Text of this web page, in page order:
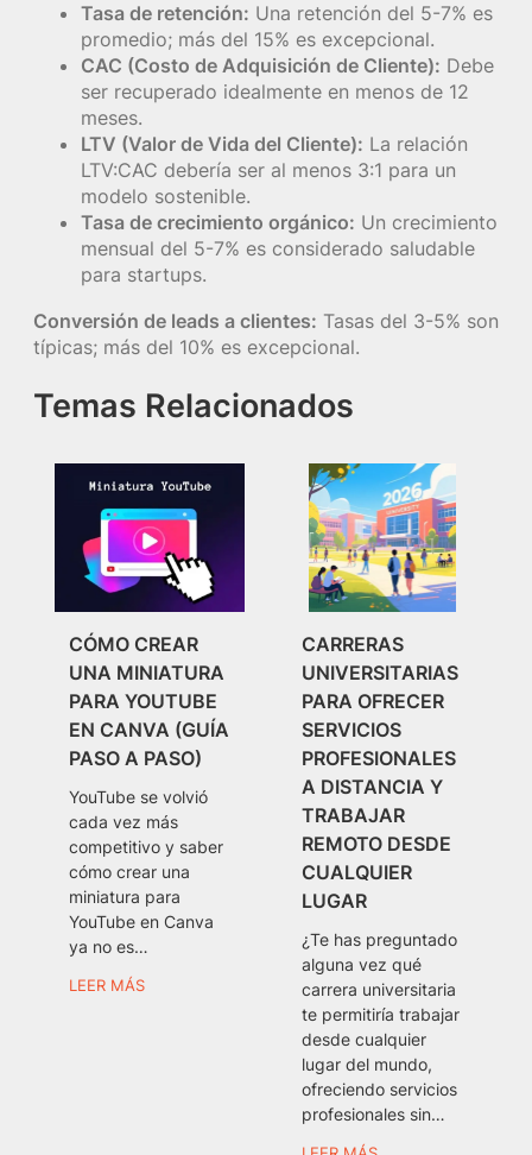
Tasa de retención: Una retención del 5-7% es
promedio; más del 15% es excepcional.
CAC (Costo de Adquisición de Cliente): Debe
ser recuperado idealmente en menos de 12
meses.
LTV (Valor de Vida del Cliente): La relación
LTV:CAC debería ser al menos 3:1 para un
modelo sostenible.
Tasa de crecimiento orgánico: Un crecimiento
mensual del 5-7% es considerado saludable
para startups.
Conversión de leads a clientes: Tasas del 3-5% son
típicas; más del 10% es excepcional.
Temas Relacionados
CÓMO CREAR
UNA MINIATURA
PARA YOUTUBE
EN CANVA (GUÍA
PASO A PASO)
YouTube se volvió
cada vez más
competitivo y saber
cómo crear una
miniatura para
YouTube en Canva
ya no es…
LEER MÁS
CARRERAS
UNIVERSITARIAS
PARA OFRECER
SERVICIOS
PROFESIONALES
A DISTANCIA Y
TRABAJAR
REMOTO DESDE
CUALQUIER
LUGAR
¿Te has preguntado
alguna vez qué
carrera universitaria
te permitiría trabajar
desde cualquier
lugar del mundo,
ofreciendo servicios
profesionales sin…